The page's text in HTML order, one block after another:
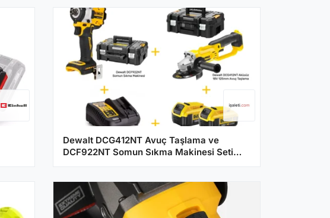
Dewalt DCG412NT Avuç Taşlama ve
DCF922NT Somun Sıkma Makinesi Seti